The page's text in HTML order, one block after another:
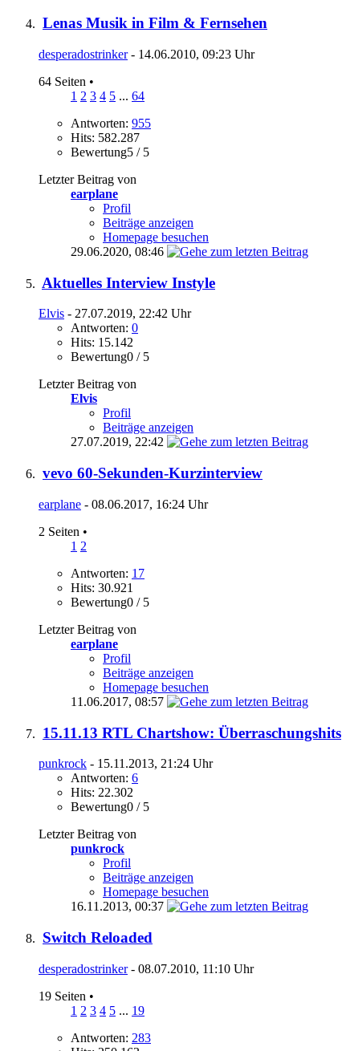
Lenas Musik in Film & Fernsehen
desperadostrinker- 14.06.2010, 09:23 Uhr
64 Seiten •
1 2 3 4 5 ... 64
Antworten: 955
Hits: 582.287
Bewertung5 / 5
Letzter Beitrag von
earplane
Profil
Beiträge anzeigen
Homepage besuchen
29.06.2020, 08:46
Aktuelles Interview Instyle
Elvis - 27.07.2019, 22:42 Uhr
Antworten: 0
Hits: 15.142
Bewertung0 / 5
Letzter Beitrag von
Elvis
Profil
Beiträge anzeigen
27.07.2019, 22:42
vevo 60-Sekunden-Kurzinterview
earplane - 08.06.2017, 16:24 Uhr
2 Seiten •
1 2
Antworten: 17
Hits: 30.921
Bewertung0 / 5
Letzter Beitrag von
earplane
Profil
Beiträge anzeigen
Homepage besuchen
11.06.2017, 08:57
15.11.13 RTL Chartshow: Überraschungshits
punkrock - 15.11.2013, 21:24 Uhr
Antworten: 6
Hits: 22.302
Bewertung0 / 5
Letzter Beitrag von
punkrock
Profil
Beiträge anzeigen
Homepage besuchen
16.11.2013, 00:37
Switch Reloaded
desperadostrinker- 08.07.2010, 11:10 Uhr
19 Seiten •
1 2 3 4 5 ... 19
Antworten: 283